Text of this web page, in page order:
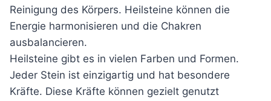
Reinigung des Körpers. Heilsteine können die
Energie harmonisieren und die Chakren
ausbalancieren.
Heilsteine gibt es in vielen Farben und Formen.
Jeder Stein ist einzigartig und hat besondere
Kräfte. Diese Kräfte können gezielt genutzt